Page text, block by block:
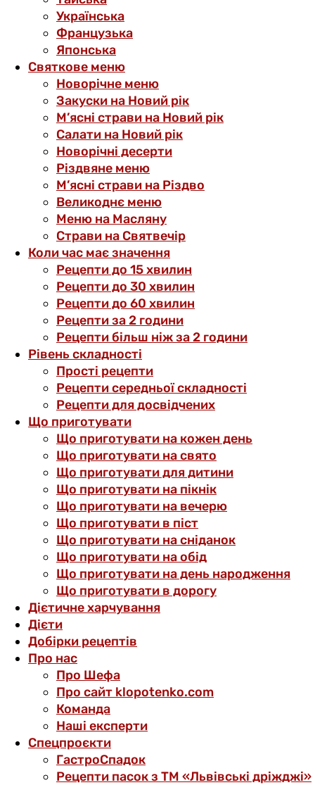
Українська
Французька
Японська
Святкове меню
Новорічне меню
Закуски на Новий рік
М’ясні страви на Новий рік
Салати на Новий рік
Новорічні десерти
Різдвяне меню
М’ясні страви на Різдво
Великоднє меню
Меню на Масляну
Страви на Святвечір
Коли час має значення
Рецепти до 15 хвилин
Рецепти до 30 хвилин
Рецепти до 60 хвилин
Рецепти за 2 години
Рецепти більш ніж за 2 години
Рівень складності
Прості рецепти
Рецепти середньої складності
Рецепти для досвідчених
Що приготувати
Що приготувати на кожен день
Що приготувати на свято
Що приготувати для дитини
Що приготувати на пікнік
Що приготувати на вечерю
Що приготувати в піст
Що приготувати на сніданок
Що приготувати на обід
Що приготувати на день народження
Що приготувати в дорогу
Дієтичне харчування
Дієти
Добірки рецептів
Про нас
Про Шефа
Про сайт klopotenko.com
Команда
Наші експерти
Спецпроєкти
ГастроСпадок
Рецепти пасок з ТМ «Львівські дріжджі»